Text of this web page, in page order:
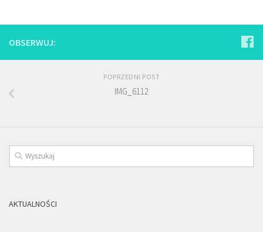
OBSERWUJ:
POPRZEDNI POST
IMG_6112
AKTUALNOŚCI